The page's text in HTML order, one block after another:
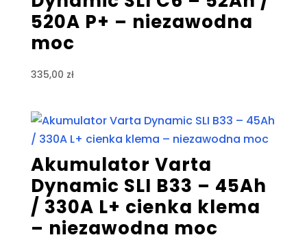
520A P+ – niezawodna
moc
335,00 zł
Akumulator Varta
Dynamic SLI B33 – 45Ah
/ 330A L+ cienka klema
– niezawodna moc